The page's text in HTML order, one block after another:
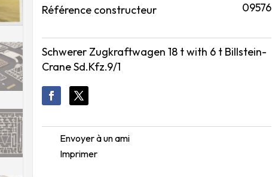
Référence constructeur 09576
Schwerer Zugkraftwagen 18 t with 6 t Billstein-
Crane Sd.Kfz.9/1
Envoyer à un ami
Imprimer